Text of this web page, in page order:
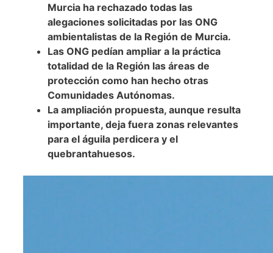
Murcia ha rechazado todas las
alegaciones solicitadas por las ONG
ambientalistas de la Región de Murcia.
Las ONG pedían ampliar a la práctica
totalidad de la Región las áreas de
protección como han hecho otras
Comunidades Autónomas.
La ampliación propuesta, aunque resulta
importante, deja fuera zonas relevantes
para el águila perdicera y el
quebrantahuesos.